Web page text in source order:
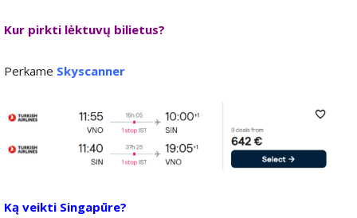
Kur pirkti lėktuvų bilietus?
Perkame Skyscanner
Ką veikti Singapūre?